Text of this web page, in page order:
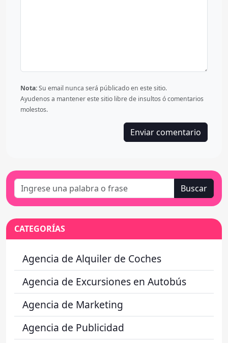
Nota:Su email nunca será públicado en este sitio.
Ayudenos a mantener este sitio libre de insultos ó comentarios
molestos.
Enviar comentario
Buscar
CATEGORÍAS
Agencia de Alquiler de Coches
Agencia de Excursiones en Autobús
Agencia de Marketing
Agencia de Publicidad